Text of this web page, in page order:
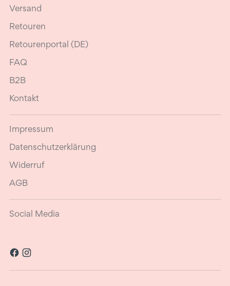
Versand
Retouren
Retourenportal (DE)
FAQ
B2B
Kontakt
Impressum
Datenschutzerklärung
Widerruf
AGB
Social Media